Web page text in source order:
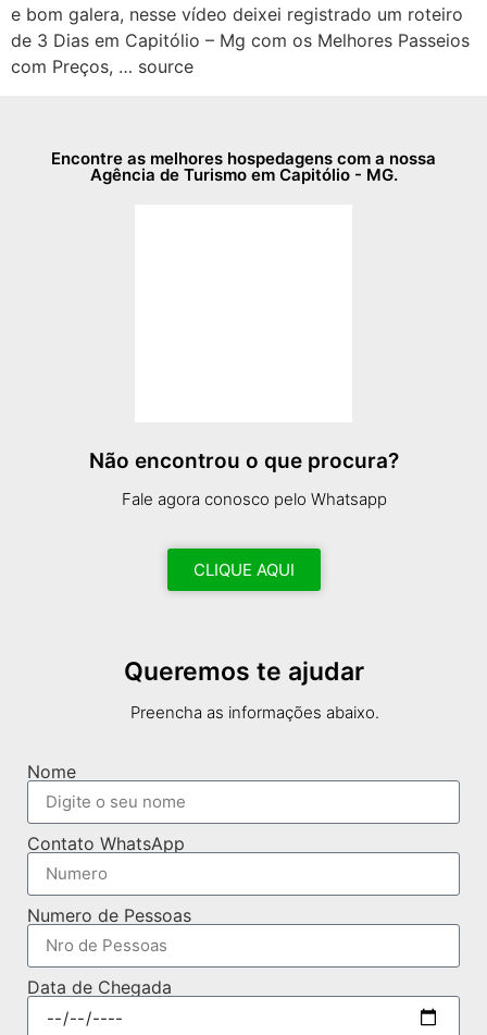
e bom galera, nesse vídeo deixei registrado um roteiro
de 3 Dias em Capitólio – Mg com os Melhores Passeios
com Preços, … source
Encontre as melhores hospedagens com a nossa
Agência de Turismo em Capitólio - MG.
Não encontrou o que procura?
Fale agora conosco pelo Whatsapp
CLIQUE AQUI
Queremos te ajudar
Preencha as informações abaixo.
Nome
Contato WhatsApp
Numero de Pessoas
Data de Chegada